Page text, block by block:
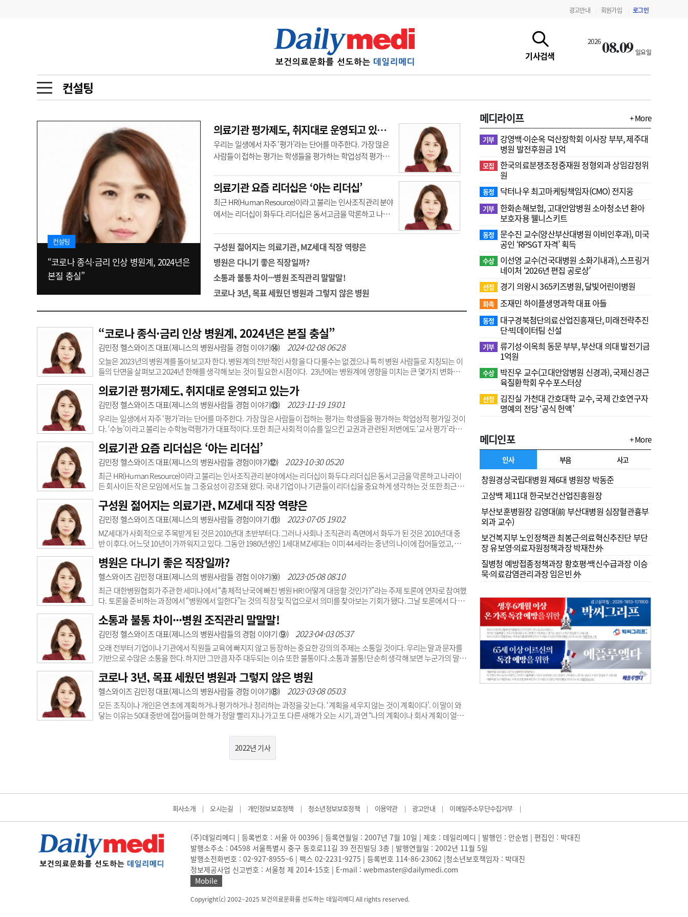
광고안내 회원가입 로그인
기사검색
202608.09 일요일
컨설팅
금주의 검색어
1
의사인력 수급 추계
2
성분명 처방
3
4
전공의 모집 결과
5
의사국시 합격률
6
관리급여 실시
지필공 지원책
8
수련환경 개선
9
의과대학 입시
10 약가인하
사고
수첩
인물
포토뉴스
메디 Hospital 지역병원 중소병원
인포메이션 행정처분 유권해석 정책/통계 공시 지침·기준·평가 약제급여 심사 결과
학회·연수강좌 학회/연수강좌
고객센터 회사소개 법적고지 광고안내
“코로나 종식·금리 인상 병원계, 2024년은
본질 충실”
컨설팅
의료기관 평가제도, 취지대로 운영되고 있는가
우리는 일생에서 자주 ‘평가’라는 단어를 마주한다. 가장 많은
사람들이 접하는 평가는 학생들을 평가하는 학업성적 평가일
의료기관 요즘 리더십은 ‘아는 리더십’
최근 HR(Human Resource)이라고 불리는 인사조직관리 분야
에서는 리더십이 화두다.리더십은 동서고금을 막론하고 나라
구성원 젊어지는 의료기관, MZ세대 직장 역량은
병원은 다니기 좋은 직장일까?
소통과 불통 차이···병원 조직관리 말말말!
코로나 3년, 목표 세웠던 병원과 그렇지 않은 병원
“코로나 종식·금리 인상 병원계, 2024년은 본질 충실”
김민정 헬스와이즈 대표(제니스의 병원사람들 경험 이야기⑭) 2024-02-08 06:28
오늘은 2023년의 병원계를 돌아보고자 한다. 병원계의 전반적인 사항을 다 다룰수는 없겠으나 특히 병원 사람들로 지칭되는 이
들의 단면을 살펴보고 2024년 한해를 생각해 보는 것이 필요한 시점이다. 23년에는 병원계에 영향을 미치는 큰 몇가지 변화가
할 수 있다. 이러한 상황은 병원계에 크고 작은 변화를 가져왔다. 우선 병원계와 직접적인 관계가 있는 코로나19 종식은 각 병원
들이 팬데믹 대응을 위해 갖췄던 시설과 운영 전략의 변경을 불러왔다. 이는 병원 수익 감소로 이어져 한동안 경영 악화 원인이 되
기도 했다. 이러한 상황에서 병원 시설..
의료기관 평가제도, 취지대로 운영되고 있는가
김민정 헬스와이즈 대표(제니스의 병원사람들 경험 이야기⑬) 2023-11-19 19:01
우리는 일생에서 자주 ‘평가’라는 단어를 마주한다. 가장 많은 사람들이 접하는 평가는 학생들을 평가하는 학업성적 평가일 것이
다. ‘수능’이라고 불리는 수학능력평가가 대표적이다. 또한 최근 사회적 이슈를 일으킨 교권과 관련된 저변에도 ‘교사 평가’라는
회 곳곳에서 사용된다. 오늘은 의료기관에서 이 평가제도가 과연 본래 취지에 맞게 운영되고 있는지를 짚어 보고자 한다. 의료기
관이 접하고 있는 평가는 대표적인 의료기관 인증평가를 포함해 의료기관의 품질을 평가하는 의료질 평가, 환자중심성 의료문
화의 정착을 도모하기 위한 환자경험평가, 공공의료기관인 경..
의료기관 요즘 리더십은 ‘아는 리더십’
김민정 헬스와이즈 대표(제니스의 병원사람들 경험이야기⑫) 2023-10-30 05:20
최근 HR(Human Resource)이라고 불리는 인사조직관리 분야에서는 리더십이 화두다.리더십은 동서고금을 막론하고 나라이
든 회사이든 작은 모임에서도 늘 그 중요성이 강조돼 왔다. 국내 기업이나 기관들이 리더십을 중요하게 생각하는 것 또한 최근에
Management) 23’에서 연자는 ‘Leadership is everything’이라는 표현을 사용할 정도다. 그이는 최근에 급격하게 변화되고 있는
조직인사관리 트랜드와 밀접하게 영향이 있다.그렇다면 조직인사 트랜드를 살펴볼 필요가 있을 것이다. 필자는 조직인사 트랜
드에 영향을 주는 메가트랜드와 ..
구성원 젊어지는 의료기관, MZ세대 직장 역량은
김민정 헬스와이즈 대표(제니스의 병원사람들 경험이야기 ⑪) 2023-07-05 19:02
MZ세대가 사회적으로 주목받게 된 것은 2010년대 초반부터다. 그러나 사회나 조직관리 측면에서 화두가 된 것은 2010년대 중
반 이후다. 어느덧 10년이 가까워지고 있다. 그동안 1980년생인 1세대 MZ세대는 이미 44세라는 중년의 나이에 접어들었고, 뒤
전히 MZ세대로 통칭되는 용어가 사회에서 다양하게 이슈가 되는 이유는 여전히 그들이 사회의 2030세대를 대표하고 있으며, 조
직안으로 들어오면 ‘요즘 애들’로 불리는 대리 이하의 다수의 주니어 층을 차지하고 있기 때문일 것이다. 필자는 2017년부터 MZ
세대에 대한 강의를 해왔지만 ..
병원은 다니기 좋은 직장일까?
헬스와이즈 김민정 대표(제니스의 병원사람들 경험 이야기➉) 2023-05-08 08:10
최근 대한병원협회가 주관한 세미나에서 “총체적 난국에 빠진 병원 HR! 어떻게 대응할 것인가?”라는 주제 토론에 연자로 참여했
다. 토론을 준비하는 과정에서 “병원에서 일한다”는 것의 직장 및 직업으로서 의미를 찾아보는 기회가 됐다. 그날 토론에서 다 언
미일까? 생각해 보자. 우선 병원에 존재하는 많은 직업을 생각해 보는 것이 필요하다. 가장 먼저 떠오르는 것은 의사, 약사, 간호
사, 의료기사 등일 것이다. 하지만 실제로는 영양사, 다양한 치료사, 상담사 그리고 시설관리부터 일반 행정까지 아우르는 다양한
직업의 행정직이 존재한다. 병원..
소통과 불통 차이···병원 조직관리 말말말!
김민정 헬스와이즈 대표(제니스의 병원사람들의 경험 이야기 ⑨) 2023-04-03 05:37
오래 전부터 기업이나 기관에서 직원들 교육에 빠지지 않고 등장하는 중요한 강의의 주제는 소통일 것이다. 우리는 말과 문자를
기반으로 수많은 소통을 한다. 하지만 그만큼 자주 대두되는 이슈 또한 불통이다.소통과 불통! 단순히 생각해 보면 누군가의 말을
큰 이유는 우선 이해 차이다. 한때 한국말로 한국 사람에게 이야기하고 이해했다는 답변을 들었는데 한참 후 상대가 인지한 내용
은 심하게 왜곡된 경험이 있다. 이때 필자는 “이해력이란 무엇인가?” 한참동안 고민한 적이 있다. 아직도 결론을 내지 못한 이해
력이라는 단어는 너무도 많은 변수를 포함하고 있었다. 지능을 ..
코로나 3년, 목표 세웠던 병원과 그렇지 않은 병원
헬스와이즈 김민정 대표(제니스의 병원사람들 경험 이야기⑧) 2023-03-08 05:03
모든 조직이나 개인은 연초에 계획하거나 평가하거나 정리하는 과정을 갖는다. ‘계획을 세우지 않는 것이 계획이다’. 이 말이 와
닿는 이유는 50대 중반에 접어들며 한 해가 정말 빨리 지나가고 또 다른 새해가 오는 시기, 과연 “나의 계획이나 회사 계획이 얼마
대로 머물러 있었고 어떤 과제는 일부 진도를 나갔고, 어떤 과제는 마무리 단계에 있었다. 명확한 사실은 나의 계획대로 되거나
할 수 있었던 건 아주 일부였다는 것이다. 그렇다면 그러던 중에도 진행된 과제와 진행되지 않은 과제의 차이를 분석해 보면 결국
2022년 기사
메디라이프 + More
기부
강영백·이순옥 덕산장학회 이사장 부부, 제주대
병원 발전후원금 1억
모집
한국의료분쟁조정중재원 정형외과 상임감정위
원
동정 닥터나우 최고마케팅책임자(CMO) 전지웅
기부 한화손해보험, 고대안암병원 소아청소년 환아
보호자용 웰니스키트
동정
문수진 교수( 양산부산대병원 이비인후과), 미국
공인 ‘RPSGT 자격’ 획득
수상
이선영 교수(건국대병원 소화기내과), 스프링거
네이처 ‘2026년 편집 공로상’
선정 경기 의왕시 365키즈병원, 달빛어린이병원
화촉 조재민 하이플생명과학 대표 아들
동정
대구경북첨단의료산업진흥재단, 미래전략추진
단·빅데이터팀 신설
기부 류기성·이옥희 동문 부부, 부산대 의대 발전기금
1억원
수상
박진우 교수(고대안암병원 신경과), 국제신경근
육질환학회 우수포스터상
선정
김진실 가천대 간호대학 교수, 국제 간호연구자
명예의 전당 ‘공식 헌액’
메디인포 + More
인사 부음 사고
창원경상국립대병원 제6대 병원장 박동준
고상백 제11대 한국보건산업진흥원장
부산보훈병원장 김영대(前 부산대병원 심장혈관흉부
외과 교수)
보건복지부 노인정책관 최봉근·의료혁신추진단 부단
장 유보영·의료자원정책과장 박재찬外
질병청 예방접종정책과장 황호평·백신수급과장 이승
묵·의료감염관리과장 임은빈 外
회사소개 | 오시는길 | 개인정보보호정책 | 청소년정보보호정책 | 이용약관 | 광고안내 | 이메일주소무단수집거부 |
(주)데일리메디 | 등록번호 : 서울 아 00396 | 등록연월일 : 2007년 7월 10일 | 제호 : 데일리메디 | 발행인 : 안순범 | 편집인 : 박대진
발행소주소 : 04598 서울특별시 중구 동호로11길 39 전진빌딩 3층 | 발행연월일 : 2002년 11월 5일
발행소전화번호 : 02-927-8955~6 | 팩스 02-2231-9275 | 등록번호 114-86-23062 |청소년보호책임자 : 박대진
정보제공사업 신고번호 : 서울청 제 2014-15호 | E-mail : webmaster@dailymedi.com
Mobile
Copyright(c) 2002~2025 보건의료문화를 선도하는 데일리메디 All rights reserved.